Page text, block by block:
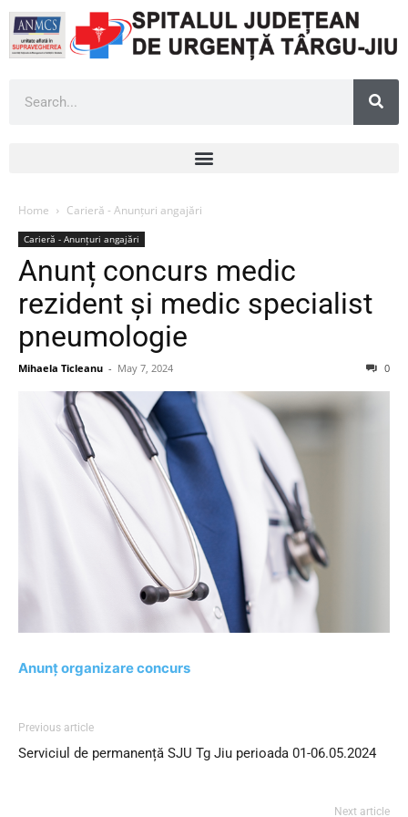
Home Carieră - Anunțuri angajări
Carieră - Anunțuri angajări
Anunț concurs medic
rezident și medic specialist
pneumologie
Mihaela Ticleanu - May 7, 2024 0
Anunț organizare concurs
Previous article
Serviciul de permanență SJU Tg Jiu perioada 01-06.05.2024
Next article